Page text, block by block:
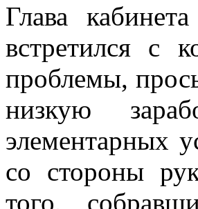
Глава
встретился с
проблемы,
низкую
элементарных
со стороны
того,